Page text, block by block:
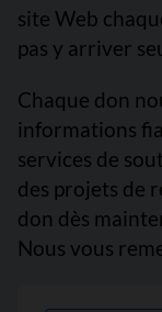
site Web
pas y arriver
Chaque don
informations
services de
des projets de
don dès
Nous vous